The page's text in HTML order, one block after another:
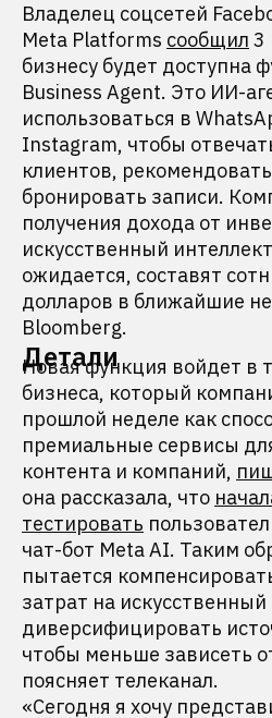
Владелец соцсетей
Meta Platforms сообщил 3
бизнесу будет доступна
Business Agent. Это ИИ-
использоваться в
Instagram, чтобы
клиентов,
бронировать записи.
получения дохода от
искусственный
ожидается, составят
долларов в ближайшие
Bloomberg.
Детали
Новая функция войдет в
бизнеса, который
прошлой неделе как
премиальные сервисы
контента и компаний,
она рассказала, что
тестировать
чат-бот Meta AI. Таким
пытается
затрат на
диверсифицировать
чтобы меньше зависеть
поясняет телеканал.
«Сегодня я хочу